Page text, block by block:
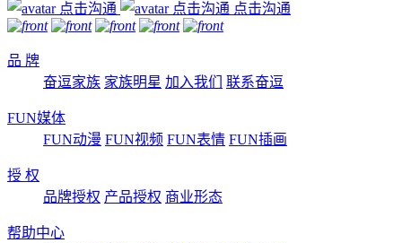
点击沟通
品 牌
奋逗家族 家族明星 加入我们 联系奋逗
FUN媒体
FUN动漫 FUN视频 FUN表情 FUN插画
授 权
品牌授权 产品授权 商业形态
帮助中心